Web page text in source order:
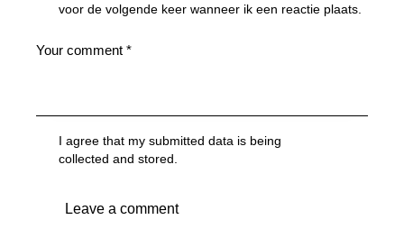
voor de volgende keer wanneer ik een reactie plaats.
I agree that my submitted data is being
collected and stored.